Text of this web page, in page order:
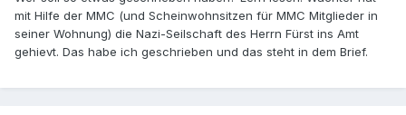
mit Hilfe der MMC (und Scheinwohnsitzen für MMC Mitglieder in
seiner Wohnung) die Nazi-Seilschaft des Herrn Fürst ins Amt
gehievt. Das habe ich geschrieben und das steht in dem Brief.